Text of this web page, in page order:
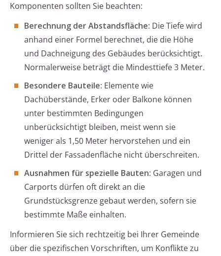
Komponenten sollten Sie beachten:
Berechnung der Abstandsfläche: Die Tiefe wird
anhand einer Formel berechnet, die die Höhe
und Dachneigung des Gebäudes berücksichtigt.
Normalerweise beträgt die Mindesttiefe 3 Meter.
Besondere Bauteile: Elemente wie
Dachüberstände, Erker oder Balkone können
unter bestimmten Bedingungen
unberücksichtigt bleiben, meist wenn sie
weniger als 1,50 Meter hervorstehen und ein
Drittel der Fassadenfläche nicht überschreiten.
Ausnahmen für spezielle Bauten: Garagen und
Carports dürfen oft direkt an die
Grundstücksgrenze gebaut werden, sofern sie
bestimmte Maße einhalten.
Informieren Sie sich rechtzeitig bei Ihrer Gemeinde
über die spezifischen Vorschriften, um Konflikte zu